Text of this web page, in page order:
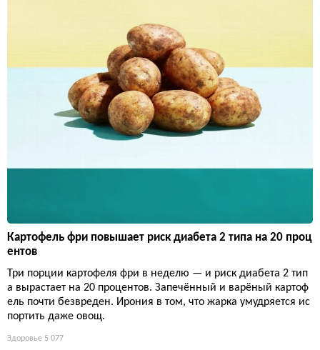
Картофель фри повышает риск диабета 2 типа на 20 проц
ентов
Три порции картофеля фри в неделю — и риск диабета 2 тип
а вырастает на 20 процентов. Запечённый и варёный картоф
ель почти безвреден. Ирония в том, что жарка умудряется ис
портить даже овощ.
Здоровье 5 077